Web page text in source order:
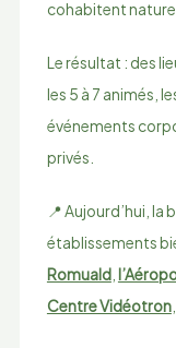
cohabitent
Le résultat : des
les 5 à 7 animés,
événements
privés.
📍 Aujourd’hui, la
établissements
Romuald,
Centre Vidéotron,